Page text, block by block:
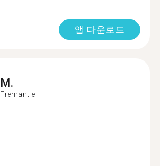
앱 다운로드
M.
Fremantle